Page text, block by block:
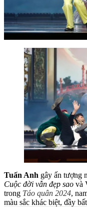
Tuấn Anh gây ấn tượng
Cuộc đời vẫn đẹp sao và
trong Táo quân 2024,
màu sắc khác biệt, đầy